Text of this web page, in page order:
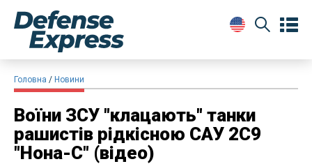
Головна Новини
Воїни ЗСУ "клацають" танки
рашистів рідкісною САУ 2С9
"Нона-С" (відео)